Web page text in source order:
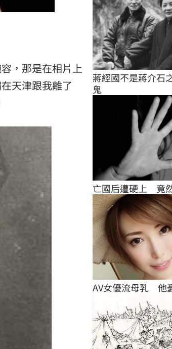
，那是在相片上
天津跟我離了
蔣經國不是蔣介石
鬼
亡國后遭硬上　竟
AV女優流母乳　他